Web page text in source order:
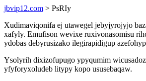
jbvip12.com > PsRIy
Xudimaviqonifa ej utawegel jebyjyrojyjo
xafyly. Emufison wevixe ruxivonasomisu
ydobas debyrusizako ilegirapidigup
Ysolyrih dixizofupugo ypyqumim
yfyforyxoludeb litypy kopo ususebaqaw.